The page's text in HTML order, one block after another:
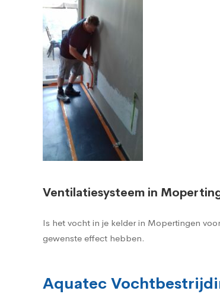
Ventilatiesysteem in
Is het vocht in je kelder in Mopertingen
gewenste effect hebben.
Aquatec